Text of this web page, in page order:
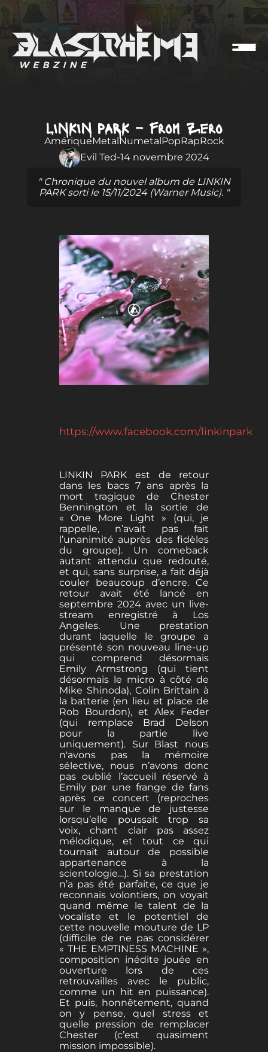
LINKIN PARK – From Zero
AmériqueMetalNumetalPopRapRock
Evil Ted-14 novembre 2024
" Chronique du nouvel album de LINKIN
PARK sorti le 15/11/2024 (Warner Music). "
https://www.facebook.com/linkinpark
LINKIN PARK est de retour
dans les bacs 7 ans après la
mort tragique de Chester
Bennington et la sortie de
« One More Light » (qui, je
rappelle, n’avait pas fait
l’unanimité auprès des fidèles
du groupe). Un comeback
autant attendu que redouté,
et qui, sans surprise, a fait déjà
couler beaucoup d’encre. Ce
retour avait été lancé en
septembre 2024 avec un live-
stream enregistré à Los
Angeles. Une prestation
durant laquelle le groupe a
présenté son nouveau line-up
qui comprend désormais
Emily Armstrong (qui tient
désormais le micro à côté de
Mike Shinoda), Colin Brittain à
la batterie (en lieu et place de
Rob Bourdon), et Alex Feder
(qui remplace Brad Delson
pour la partie live
uniquement). Sur Blast nous
n'avons pas la mémoire
sélective, nous n’avons donc
pas oublié l’accueil réservé à
Emily par une frange de fans
après ce concert (reproches
sur le manque de justesse
lorsqu’elle poussait trop sa
voix, chant clair pas assez
mélodique, et tout ce qui
tournait autour de possible
appartenance à la
scientologie…). Si sa prestation
n’a pas été parfaite, ce que je
reconnais volontiers, on voyait
quand même le talent de la
vocaliste et le potentiel de
cette nouvelle mouture de LP
(difficile de ne pas considérer
« THE EMPTINESS MACHINE »,
composition inédite jouée en
ouverture lors de ces
retrouvailles avec le public,
comme un hit en puissance).
Et puis, honnêtement, quand
on y pense, quel stress et
quelle pression de remplacer
Chester (c’est quasiment
mission impossible).